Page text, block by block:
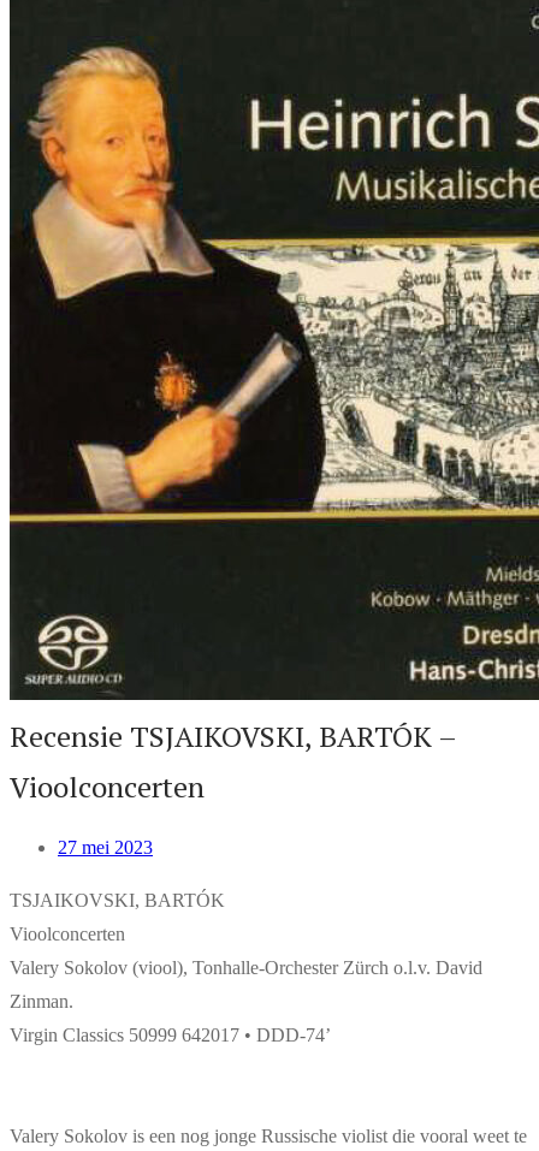
Recensie TSJAIKOVSKI, BARTÓK –
Vioolconcerten
27 mei 2023
TSJAIKOVSKI, BARTÓK
Vioolconcerten
Valery Sokolov (viool), Tonhalle-Orchester Zürch o.l.v. David
Zinman.
Virgin Classics 50999 642017 • DDD-74’
Valery Sokolov is een nog jonge Russische violist die vooral weet te